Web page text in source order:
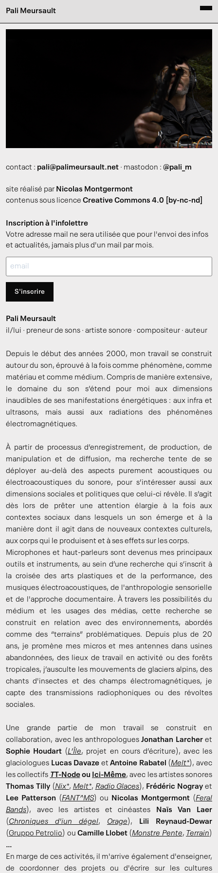
Pali Meursault
contact : pali@palimeursault.net · mastodon : @pali_m
site réalisé par Nicolas Montgermont
contenus sous licence Creative Commons 4.0 [by-nc-nd]
Inscription à l'infolettre
Votre adresse mail ne sera utilisée que pour l'envoi des infos
et actualités, jamais plus d'un mail par mois.
S'inscrire
Pali Meursault
il/lui · preneur de sons · artiste sonore · compositeur · auteur
Depuis le début des années 2000, mon travail se construit
autour du son, éprouvé à la fois comme phénomène, comme
matériau et comme médium. Compris de manière extensive,
le domaine du son s’étend pour moi aux dimensions
inaudibles de ses manifestations énergétiques : aux infra et
ultrasons, mais aussi aux radiations des phénomènes
électromagnétiques.
À partir de processus d’enregistrement, de production, de
manipulation et de diffusion, ma recherche tente de se
déployer au-delà des aspects purement acoustiques ou
électroacoustiques du sonore, pour s’intéresser aussi aux
dimensions sociales et politiques que celui-ci révèle. Il s’agit
dès lors de prêter une attention élargie à la fois aux
contextes sociaux dans lesquels un son émerge et à la
manière dont il agit dans de nouveaux contextes culturels,
aux corps qui le produisent et à ses effets sur les corps.
Microphones et haut-parleurs sont devenus mes principaux
outils et instruments, au sein d’une recherche qui s’inscrit à
la croisée des arts plastiques et de la performance, des
musiques électroacoustiques, de l'anthropologie sensorielle
et de l'approche documentaire. À travers les possibilités du
médium et les usages des médias, cette recherche se
construit en relation avec des environnements, abordés
comme des “terrains” problématiques. Depuis plus de 20
ans, je promène mes micros et mes antennes dans usines
abandonnées, des lieux de travail en activité ou des forêts
tropicales, j’ausculte les mouvements de glaciers alpins, des
chants d'insectes et des champs électromagnétiques, je
capte des transmissions radiophoniques ou des révoltes
sociales.
Une grande partie de mon travail se construit en
collaboration, avec les anthropologues Jonathan Larcheret
Sophie Houdart (L’Île, projet en cours d’écriture), avec les
glaciologues Lucas Davaze etAntoine Rabatel (Melt*), avec
les collectifs TT-Nodeou Ici-Même, avec les artistes sonores
Thomas Tilly(Nix*, Melt*, Radio Glaces), Frédéric Nogray et
Lee Patterson (FANT^MS) ou Nicolas Montgermont (Feral
Bands), avec les artistes et cinéastes
Naïs Van Laer
(Chroniques d'iun dégel, Orage),
Lili Reynaud-Dewar
(Gruppo Petrolio) ou Camille Llobet (Monstre Pente, Terrain)
…
En marge de ces activités, il m'arrive également d'enseigner,
de coordonner des projets ou d'écrire sur les cultures